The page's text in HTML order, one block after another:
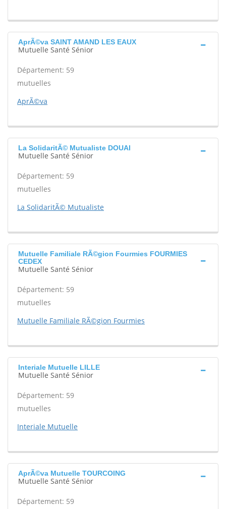
AprÃ©va SAINT AMAND LES EAUX
Mutuelle Santé Sénior
Département: 59
mutuelles
AprÃ©va
La SolidaritÃ© Mutualiste DOUAI
Mutuelle Santé Sénior
Département: 59
mutuelles
La SolidaritÃ© Mutualiste
Mutuelle Familiale RÃ©gion Fourmies FOURMIES
CEDEX
Mutuelle Santé Sénior
Département: 59
mutuelles
Mutuelle Familiale RÃ©gion Fourmies
Interiale Mutuelle LILLE
Mutuelle Santé Sénior
Département: 59
mutuelles
Interiale Mutuelle
AprÃ©va Mutuelle TOURCOING
Mutuelle Santé Sénior
Département: 59